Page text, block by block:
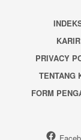
KARIR
PRIVACY
TENTANG
FORM